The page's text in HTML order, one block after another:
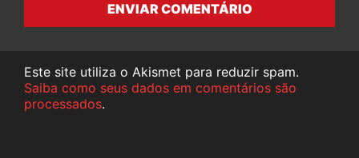
ENVIAR COMENTÁRIO
Este site utiliza o Akismet para reduzir spam.
Saiba como seus dados em comentários são
processados.